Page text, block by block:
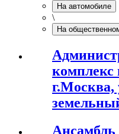
На автомобиле
\
На
комплекс
г.Москва,
Ансамбль